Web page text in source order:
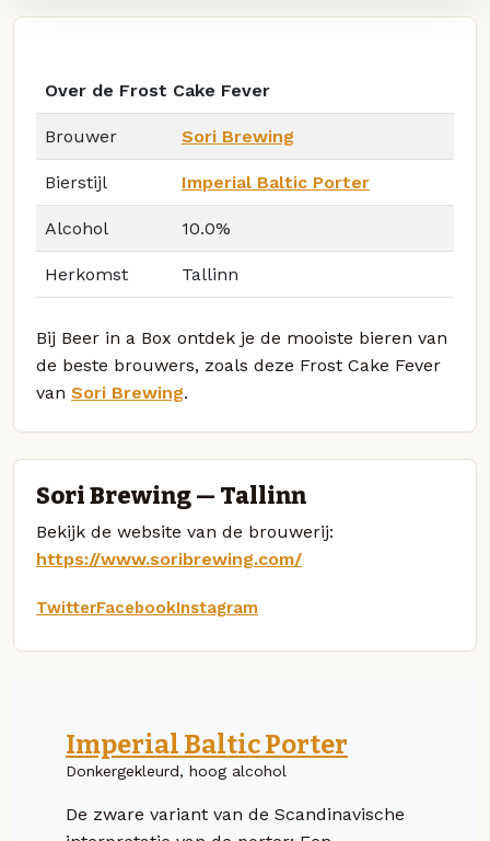
Over de Frost Cake Fever
Brouwer Sori Brewing
Bierstijl Imperial Baltic Porter
Alcohol 10.0%
Herkomst Tallinn
Bij Beer in a Box ontdek je de mooiste bieren van
de beste brouwers, zoals deze Frost Cake Fever
van Sori Brewing.
Sori Brewing — Tallinn
Bekijk de website van de brouwerij:
https://www.soribrewing.com/
TwitterFacebookInstagram
Imperial Baltic Porter
Donkergekleurd, hoog alcohol
De zware variant van de Scandinavische